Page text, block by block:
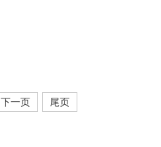
下一页 尾页